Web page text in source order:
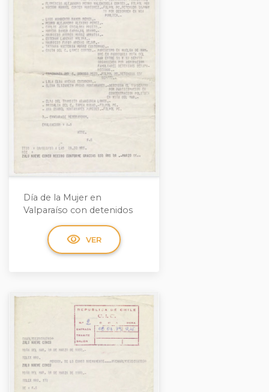
Día de la Mujer en
Valparaíso con detenidos
visibility VER